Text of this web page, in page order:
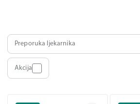
Akcija
Preporuka ljekarnika